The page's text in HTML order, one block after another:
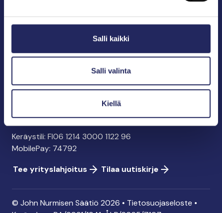
Salli kaikki
Salli valinta
Kiellä
info@jnfoundation.fi
Kaikki yhteystiedot
Tee lahjoitus
Keräystili: FI06 1214 3000 1122 96
MobilePay: 74792
Tee yrityslahjoitus
Tilaa uutiskirje
© John Nurmisen Säätiö 2026 • Tietosuojaseloste •